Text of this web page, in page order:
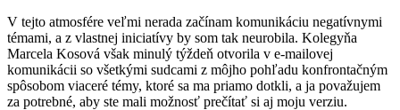
V tejto atmosfére veľmi nerada začínam komunikáciu negatívnymi
témami, a z vlastnej iniciatívy by som tak neurobila. Kolegyňa
Marcela Kosová však minulý týždeň otvorila v e-mailovej
komunikácii so všetkými sudcami z môjho pohľadu konfrontačným
spôsobom viaceré témy, ktoré sa ma priamo dotkli, a ja považujem
za potrebné, aby ste mali možnosť prečítať si aj moju verziu.